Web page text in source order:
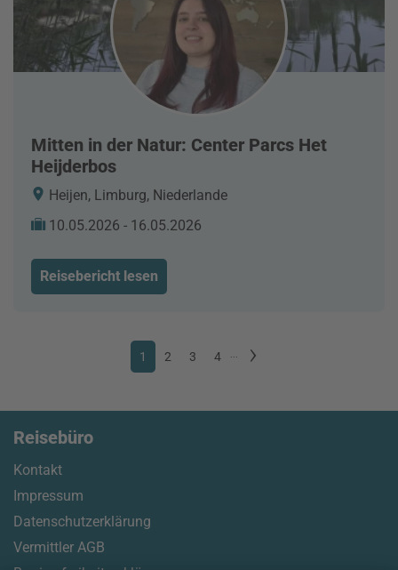
Mitten in der Natur: Center Parcs Het
Heijderbos
Heijen, Limburg, Niederlande
10.05.2026 - 16.05.2026
Reisebericht lesen
1 2 3 4
Reisebüro
Kontakt
Impressum
Datenschutzerklärung
Vermittler AGB